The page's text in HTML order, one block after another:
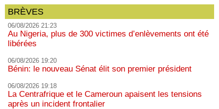
BRÈVES
06/08/2026 21:23
Au Nigeria, plus de 300 victimes d’enlèvements ont été
libérées
06/08/2026 19:20
Bénin: le nouveau Sénat élit son premier président
06/08/2026 19:18
La Centrafrique et le Cameroun apaisent les tensions
après un incident frontalier